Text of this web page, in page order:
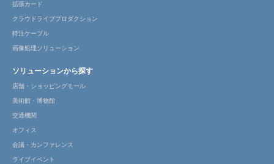
拡張カード
クラウドライブプロダクション
特注ケーブル
画像処理ソリューション
ソリューションから探す
店舗・ショッピングモール
美術館・博物館
交通機関
オフィス
会議・カンファレンス
ライブイベント